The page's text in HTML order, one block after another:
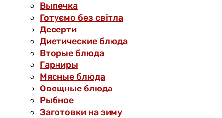
Выпечка
Готуємо без світла
Десерти
Диетические блюда
Вторые блюда
Гарниры
Мясные блюда
Овощные блюда
Рыбное
Заготовки на зиму